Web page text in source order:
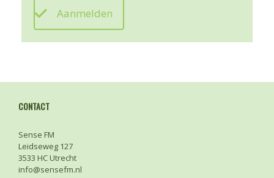
Aanmelden
CONTACT
Sense FM
Leidseweg 127
3533 HC Utrecht
info@sensefm.nl